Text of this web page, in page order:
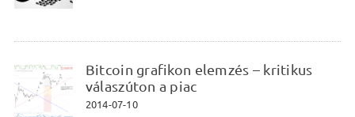
Bitcoin grafikon elemzés – kritikus
válaszúton a piac
2014-07-10